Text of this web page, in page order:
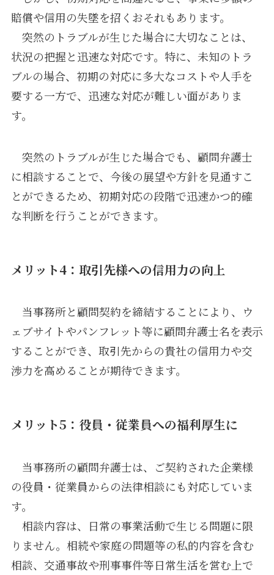
賠償や信用の失墜を招くおそれもあります。
突然のトラブルが生じた場合に大切なことは、
状況の把握と迅速な対応です。特に、未知のトラ
ブルの場合、初期の対応に多大なコストや人手を
要する一方で、迅速な対応が難しい面がありま
す。
突然のトラブルが生じた場合でも、顧問弁護士
に相談することで、今後の展望や方針を見通すこ
とができるため、初期対応の段階で迅速かつ的確
な判断を行うことができます。
メリット4：取引先様への信用力の向上
当事務所と顧問契約を締結することにより、ウ
ェブサイトやパンフレット等に顧問弁護士名を表示
することができ、取引先からの貴社の信用力や交
渉力を高めることが期待できます。
メリット5：役員・従業員への福利厚生に
当事務所の顧問弁護士は、ご契約された企業様
の役員・従業員からの法律相談にも対応していま
す。
相談内容は、日常の事業活動で生じる問題に限
りません。相続や家庭の問題等の私的内容を含む
相談、交通事故や刑事事件等日常生活を営む上で